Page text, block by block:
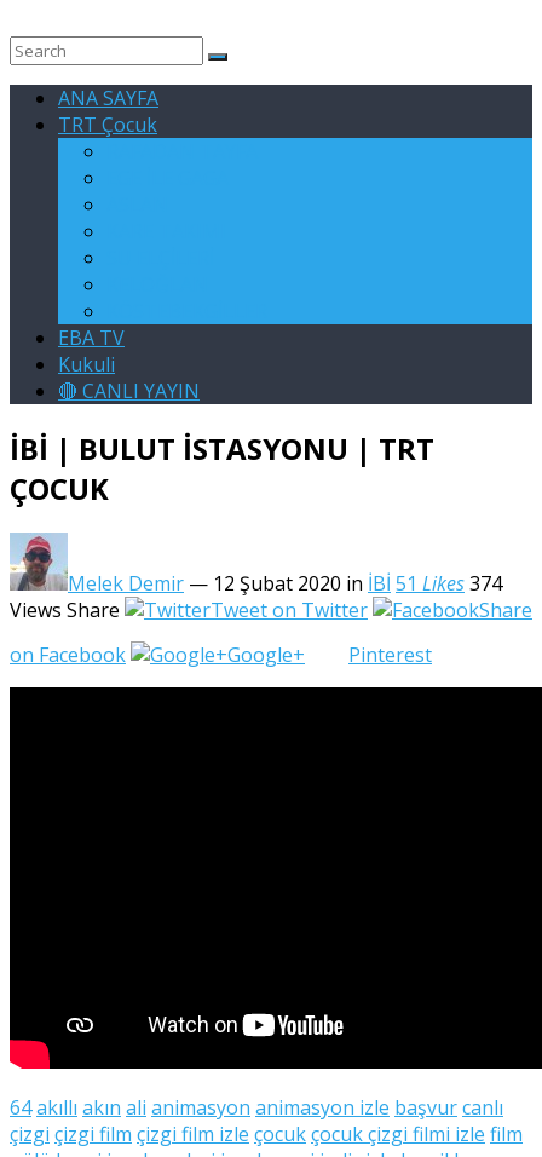
ANA SAYFA
TRT Çocuk
EBA TV
Kukuli
🔴 CANLI YAYIN
İBİ | BULUT İSTASYONU | TRT
ÇOCUK
Melek Demir — 12 Şubat 2020 in İBİ 51 Likes374
Views Share Tweet on Twitter
Share
on Facebook
Google+ Pinterest
64akıllı akın ali animasyon animasyon izle başvurcanlı
çizgi çizgi film çizgi film izle çocukçocuk çizgi filmi izle film